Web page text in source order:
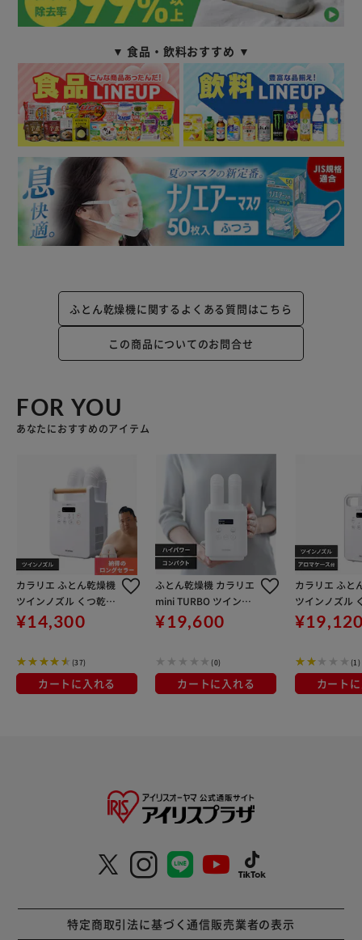
▼ 食品・飲料おすすめ ▼
ふとん乾燥機に関するよくある質問はこちら
この商品についてのお問合せ
FOR YOU
あなたにおすすめのアイテム
カラリエ ふとん乾燥機
ツインノズル くつ乾燥
対応 FK-W2-W ホワイ
¥14,300
(37)
カートに入れる
ふとん乾燥機 カラリエ
mini TURBO ツインノ
ズル JSK-W10-W ホワ
¥19,600
(0)
カートに入れる
カラリエ ふと
ツインノズル
対応 アロマケ
FK-202R-W
(1)
カート
特定商取引法に基づく通信販売業者の表示